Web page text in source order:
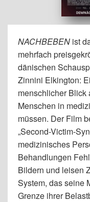
NACHBEBEN ist
mehrfach
dänischen
Zinnini Elkington:
menschlicher Blick
Menschen in
müssen. Der Film
„Second-Victim-
medizinisches
Behandlungen
Bildern und leisen
System, das seine
Grenze ihrer